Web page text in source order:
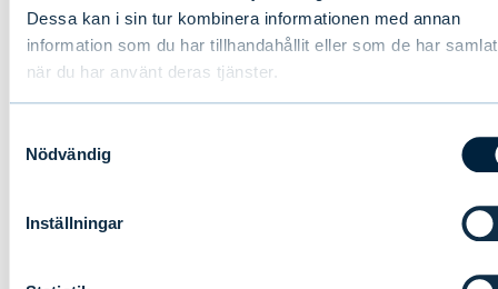
Dessa kan i sin tur kombinera informationen med annan
information som du har tillhandahållit eller som de har
när du har använt deras tjänster.
Nödvändig
Inställningar